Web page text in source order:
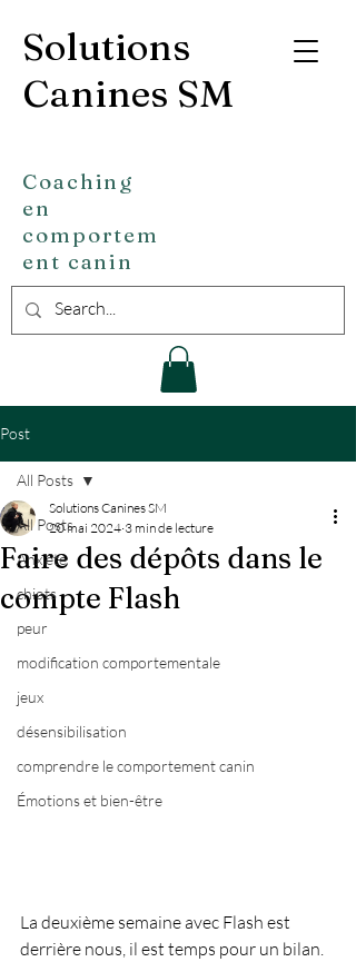
Solutions
Canines SM
Coaching
en
comportem
ent canin
Post
All Posts
Anxiété
chiots
peur
modification comportementale
jeux
désensibilisation
comprendre le comportement canin
Émotions et bien-être
All Posts
Faire des dépôts dans le
compte Flash
Solutions Canines SM
20 mai 2024 3 min de lecture
La deuxième semaine avec Flash est
derrière nous, il est temps pour un bilan.